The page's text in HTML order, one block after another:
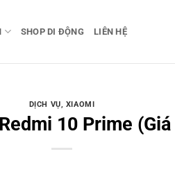
SHOP DI ĐỘNG LIÊN HỆ
DỊCH VỤ, XIAOMI
10 Prime